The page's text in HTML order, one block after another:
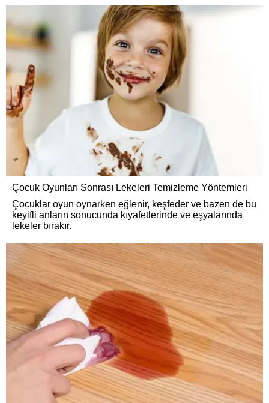
Çocuk Oyunları Sonrası Lekeleri Temizleme Yöntemleri
Çocuklar oyun oynarken eğlenir, keşfeder ve bazen de bu
keyifli anların sonucunda kıyafetlerinde ve eşyalarında
lekeler bırakır.